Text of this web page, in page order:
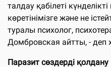
талдау қабілеті күнделікті
көретінімізге және не
туралы психолог,
Домбровская айтты, - деп
Паразит сөздерді қолдану